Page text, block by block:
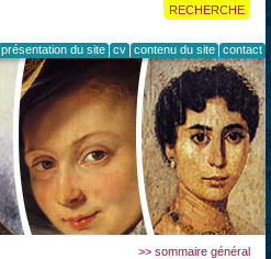
RECHERCHE
présentation du site cv contenu du site contact
>> sommaire général